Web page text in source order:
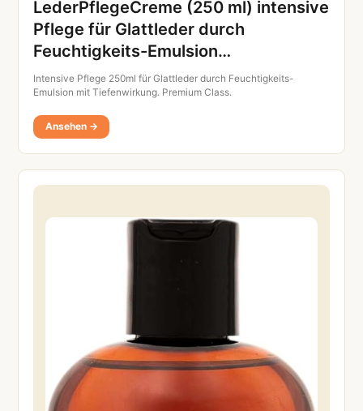
LederPflegeCreme (250 ml) intensive
Pflege für Glattleder durch
Feuchtigkeits-Emulsion…
Intensive Pflege 250ml für Glattleder durch Feuchtigkeits-
Emulsion mit Tiefenwirkung. Premium Class.
Ansehen →